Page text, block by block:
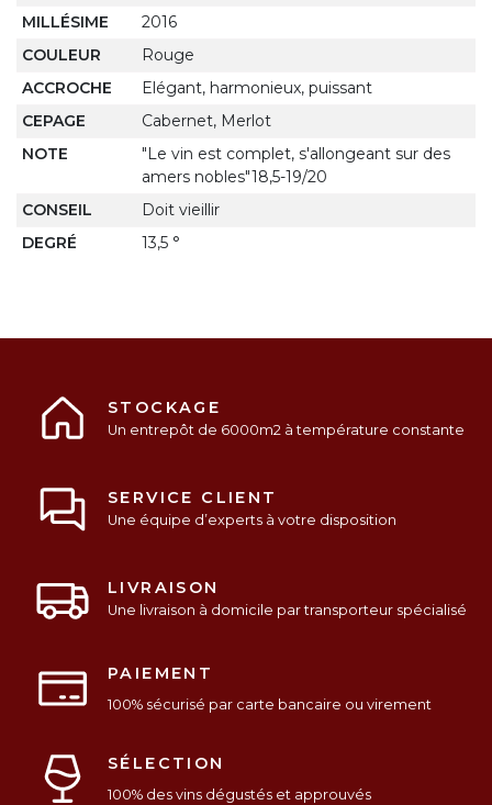
MILLÉSIME
2016
COULEUR
Rouge
ACCROCHE
Elégant, harmonieux, puissant
CEPAGE
Cabernet, Merlot
NOTE
"Le vin est complet, s'allongeant sur des
amers nobles"18,5-19/20
CONSEIL
Doit vieillir
DEGRÉ
13,5 °
STOCKAGE
Un entrepôt de 6000m2 à température constante
SERVICE CLIENT
Une équipe d’experts à votre disposition
LIVRAISON
Une livraison à domicile par transporteur spécialisé
PAIEMENT
100% sécurisé par carte bancaire ou virement
SÉLECTION
100% des vins dégustés et approuvés